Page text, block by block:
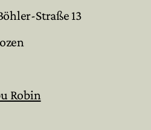
Straße 13
Robin